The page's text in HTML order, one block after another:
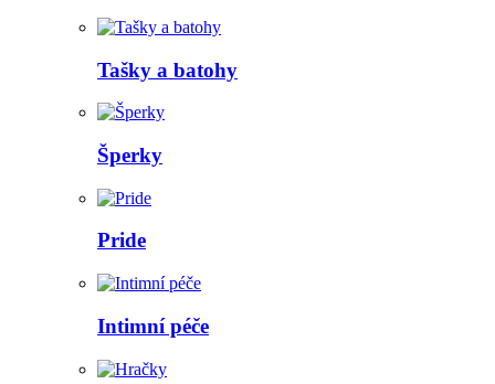
Tašky a batohy
Šperky
Pride
Intimní péče